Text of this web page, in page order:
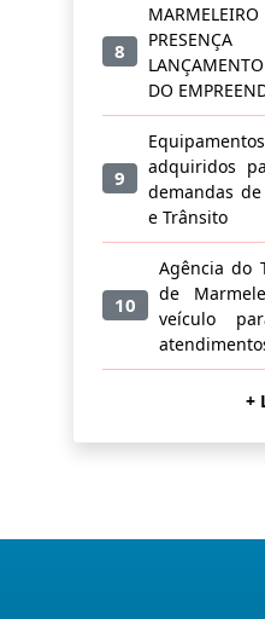
8
DO
9
adquiridos
demandas
e Trânsito
10
Agência do
de
veículo
+